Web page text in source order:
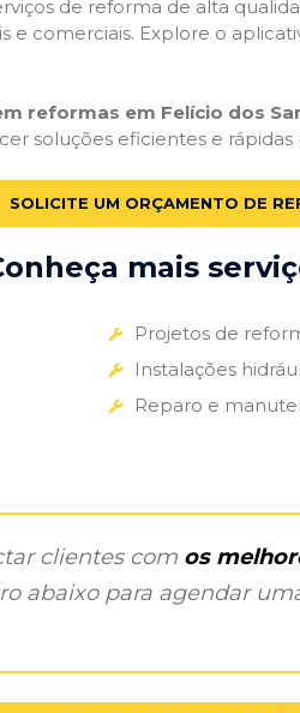
de reforma de alta
e comerciais. Explore o
reformas em Felício dos
soluções eficientes e rápidas
SOLICITE UM ORÇAMENTO DE
mais
Projetos de
Instalações
Reparo e
clientes com os
abaixo para agendar